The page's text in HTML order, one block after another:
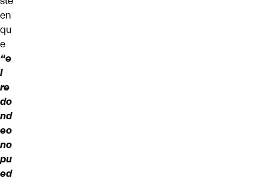
en
qu
e
“e
l
re
do
nd
eo
no
pu
ed